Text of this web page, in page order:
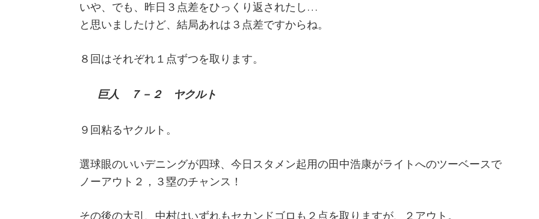
いや、でも、昨日３点差をひっくり返されたし…
と思いましたけど、結局あれは３点差ですからね。
８回はそれぞれ１点ずつを取ります。
巨人 ７－２ ヤクルト
９回粘るヤクルト。
選球眼のいいデニングが四球、今日スタメン起用の田中浩康がライトへのツーベースで
ノーアウト２，３塁のチャンス！
その後の大引、中村はいずれもセカンドゴロも２点を取りますが、２アウト。